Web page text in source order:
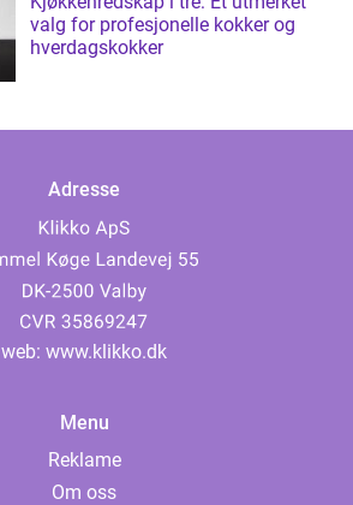
valg for profesjonelle kokker og
hverdagskokker
Adresse
web: www.klikko.dk
Menu
Reklame
Om oss